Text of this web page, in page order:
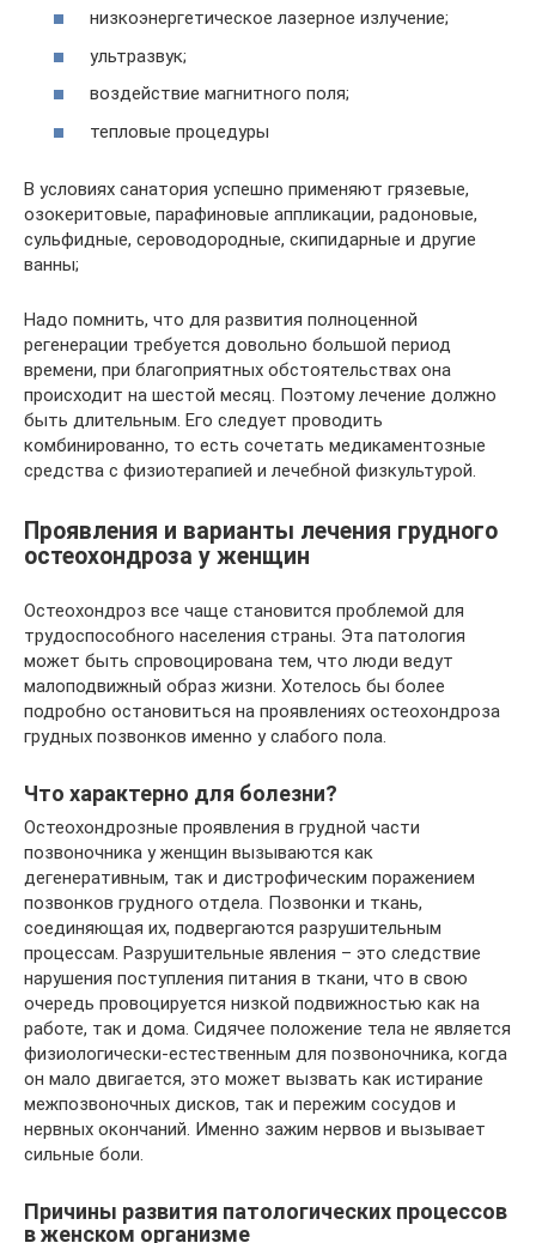
низкоэнергетическое лазерное излучение;
ультразвук;
воздействие магнитного поля;
тепловые процедуры
В условиях санатория успешно применяют грязевые,
озокеритовые, парафиновые аппликации, радоновые,
сульфидные, сероводородные, скипидарные и другие
ванны;
Надо помнить, что для развития полноценной
регенерации требуется довольно большой период
времени, при благоприятных обстоятельствах она
происходит на шестой месяц. Поэтому лечение должно
быть длительным. Его следует проводить
комбинированно, то есть сочетать медикаментозные
средства с физиотерапией и лечебной физкультурой.
Проявления и варианты лечения грудного
остеохондроза у женщин
Остеохондроз все чаще становится проблемой для
трудоспособного населения страны. Эта патология
может быть спровоцирована тем, что люди ведут
малоподвижный образ жизни. Хотелось бы более
подробно остановиться на проявлениях остеохондроза
грудных позвонков именно у слабого пола.
Что характерно для болезни?
Остеохондрозные проявления в грудной части
позвоночника у женщин вызываются как
дегенеративным, так и дистрофическим поражением
позвонков грудного отдела. Позвонки и ткань,
соединяющая их, подвергаются разрушительным
процессам. Разрушительные явления – это следствие
нарушения поступления питания в ткани, что в свою
очередь провоцируется низкой подвижностью как на
работе, так и дома. Сидячее положение тела не является
физиологически-естественным для позвоночника, когда
он мало двигается, это может вызвать как истирание
межпозвоночных дисков, так и пережим сосудов и
нервных окончаний. Именно зажим нервов и вызывает
сильные боли.
Причины развития патологических процессов
в женском организме